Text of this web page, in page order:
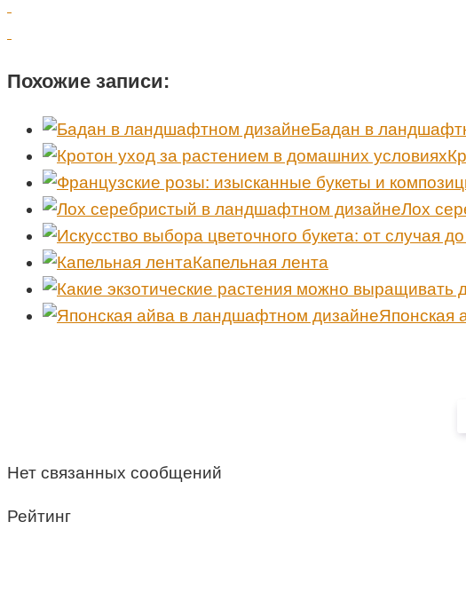
Похожие записи:
Бадан в
Лох
Капельная лента
Японская
Нет связанных сообщений
Рейтинг